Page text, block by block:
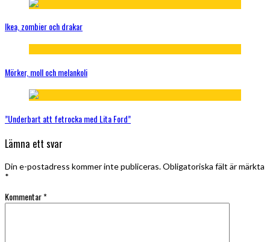
Ikea, zombier och drakar
Mörker, moll och melankoli
”Underbart att fetrocka med Lita Ford”
Lämna ett svar
Din e-postadress kommer inte publiceras.Obligatoriska fält är märkta
*
Kommentar*